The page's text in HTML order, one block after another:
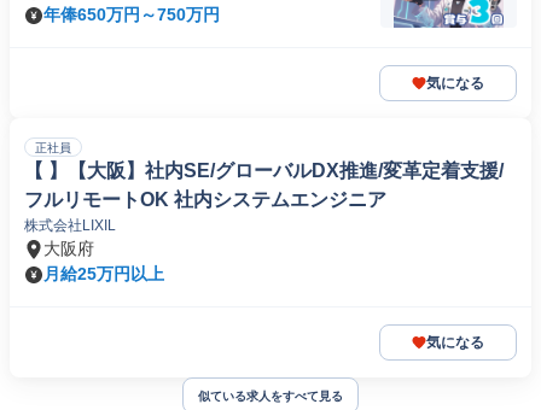
年俸650万円～750万円
気になる
正社員
【 】【大阪】社内SE/グローバルDX推進/変革定着支援/
フルリモートOK 社内システムエンジニア
株式会社LIXIL
大阪府
月給25万円以上
気になる
似ている求人をすべて見る